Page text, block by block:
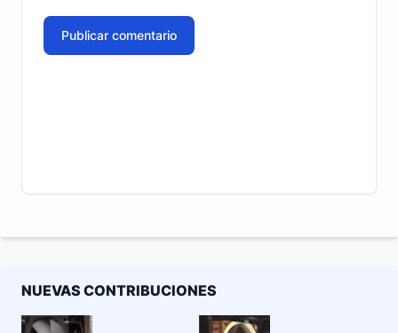
Publicar comentario
NUEVAS CONTRIBUCIONES